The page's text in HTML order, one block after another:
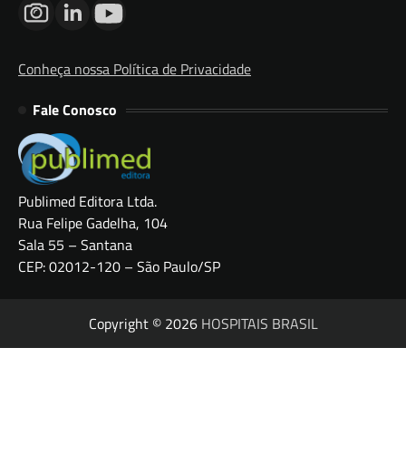
Conheça nossa Política de Privacidade
Fale Conosco
Publimed Editora Ltda.
Rua Felipe Gadelha, 104
Sala 55 – Santana
CEP: 02012-120 – São Paulo/SP
Copyright © 2026 HOSPITAIS BRASIL